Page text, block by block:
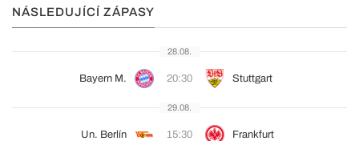
NÁSLEDUJÍCÍ ZÁPASY
28.08.
Bayern M. 20:30 Stuttgart
29.08.
Un. Berlín 15:30 Frankfurt